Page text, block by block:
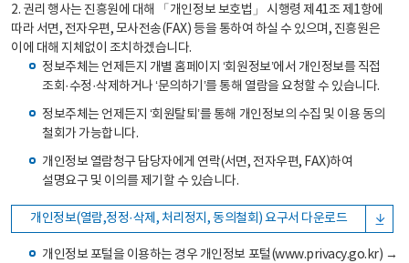
2. 권리 행사는 진흥원에 대해 「개인정보 보호법」 시행령 제41조 제1항에
따라 서면, 전자우편, 모사전송(FAX) 등을 통하여 하실 수 있으며, 진흥원은
이에 대해 지체없이 조치하겠습니다.
정보주체는 언제든지 개별 홈페이지 ‘회원정보’에서 개인정보를 직접
조회·수정·삭제하거나 ‘문의하기’를 통해 열람을 요청할 수 있습니다.
정보주체는 언제든지 ‘회원탈퇴’를 통해 개인정보의 수집 및 이용 동의
철회가 가능합니다.
개인정보 열람청구 담당자에게 연락(서면, 전자우편, FAX)하여
설명요구 및 이의를 제기할 수 있습니다.
개인정보(열람,정정·삭제, 처리정지, 동의철회) 요구서 다운로드
개인정보 포털을 이용하는 경우 개인정보 포털(www.privacy.go.kr) →